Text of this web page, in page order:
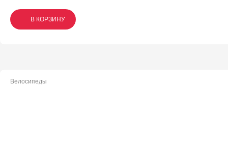
В КОРЗИНУ
В КОРЗИНУ
В КОРЗИНУ
Велосипеды